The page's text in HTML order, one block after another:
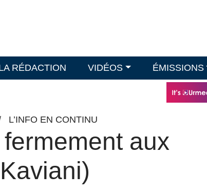
RÉDACTION VIDÉOS ÉMISSIONS
L’INFO EN CONTINU
aux